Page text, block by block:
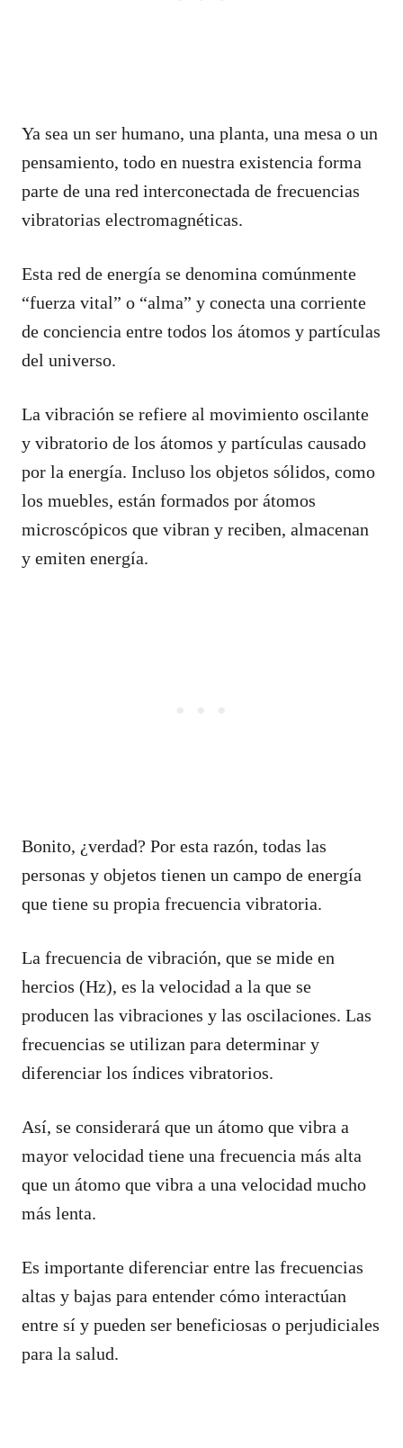
Ya sea un ser humano, una planta, una mesa o un
pensamiento, todo en nuestra existencia forma
parte de una red interconectada de frecuencias
vibratorias electromagnéticas.
Esta red de energía se denomina comúnmente
“fuerza vital” o “alma” y conecta una corriente
de conciencia entre todos los átomos y partículas
del universo.
La vibración se refiere al movimiento oscilante
y vibratorio de los átomos y partículas causado
por la energía. Incluso los objetos sólidos, como
los muebles, están formados por átomos
microscópicos que vibran y reciben, almacenan
y emiten energía.
Bonito, ¿verdad? Por esta razón, todas las
personas y objetos tienen un campo de energía
que tiene su propia frecuencia vibratoria.
La frecuencia de vibración, que se mide en
hercios (Hz), es la velocidad a la que se
producen las vibraciones y las oscilaciones. Las
frecuencias se utilizan para determinar y
diferenciar los índices vibratorios.
Así, se considerará que un átomo que vibra a
mayor velocidad tiene una frecuencia más alta
que un átomo que vibra a una velocidad mucho
más lenta.
Es importante diferenciar entre las frecuencias
altas y bajas para entender cómo interactúan
entre sí y pueden ser beneficiosas o perjudiciales
para la salud.